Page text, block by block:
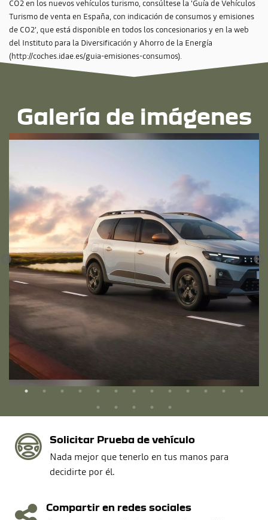
CO2 en los nuevos vehículos turismo, consúltese la 'Guía de Vehículos
Turismo de venta en España, con indicación de consumos y emisiones
de CO2', que está disponible en todos los concesionarios y en la web
del Instituto para la Diversificación y Ahorro de la Energía
(http://coches.idae.es/guia-emisiones-consumos).
Galería de imágenes
Solicitar Prueba de vehículo
Nada mejor que tenerlo en tus manos para
decidirte por él.
Compartir en redes sociales